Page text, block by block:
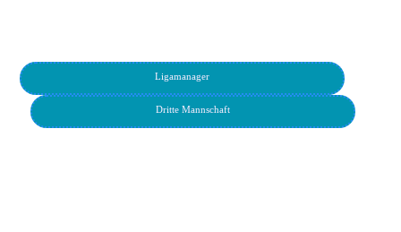
Ligamanager
Dritte Mannschaft